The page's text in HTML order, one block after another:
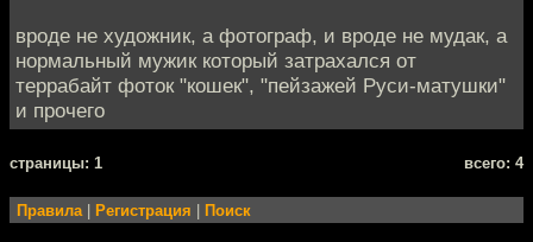
вроде не художник, а фотограф, и вроде не мудак, а
нормальный мужик который затрахался от
террабайт фоток "кошек", "пейзажей Руси-матушки"
и прочего
cтраницы: 1 всего: 4
Правила| Регистрация Поиск